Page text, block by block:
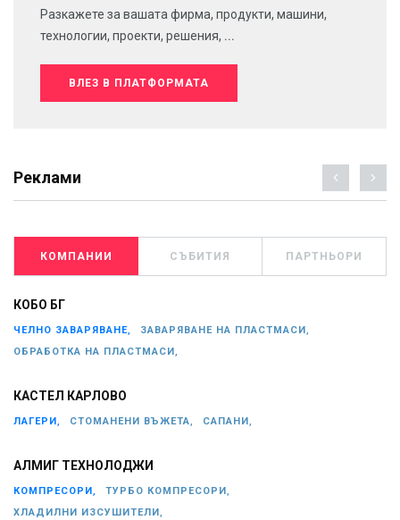
Разкажете за вашата фирма, продукти, машини,
технологии, проекти, решения, ...
ВЛЕЗ В ПЛАТФОРМАТА
Реклами
КОМПАНИИ СЪБИТИЯ ПАРТНЬОРИ
КОБО БГ
ЧЕЛНО ЗАВАРЯВАНЕ,
ЗАВАРЯВАНЕ НА ПЛАСТМАСИ,
ОБРАБОТКА НА ПЛАСТМАСИ,
КАСТЕЛ КАРЛОВО
ЛАГЕРИ, СТОМАНЕНИ ВЪЖЕТА, САПАНИ,
АЛМИГ ТЕХНОЛОДЖИ
КОМПРЕСОРИ,
ТУРБО КОМПРЕСОРИ,
ХЛАДИЛНИ ИЗСУШИТЕЛИ,